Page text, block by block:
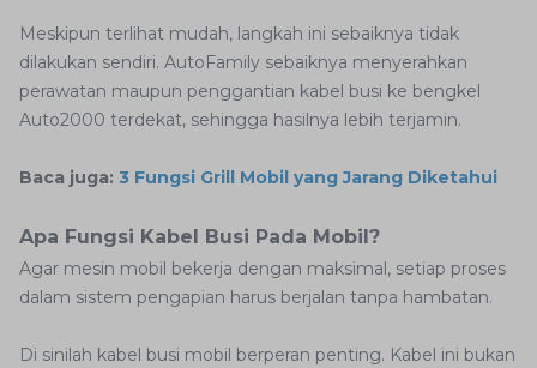
Meskipun terlihat mudah, langkah ini sebaiknya tidak
dilakukan sendiri. AutoFamily sebaiknya menyerahkan
perawatan maupun penggantian kabel busi ke bengkel
Auto2000 terdekat, sehingga hasilnya lebih terjamin.
Baca juga: 3 Fungsi Grill Mobil yang Jarang Diketahui
Apa Fungsi Kabel Busi Pada Mobil?
Agar mesin mobil bekerja dengan maksimal, setiap proses
dalam sistem pengapian harus berjalan tanpa hambatan.
Di sinilah kabel busi mobil berperan penting. Kabel ini bukan